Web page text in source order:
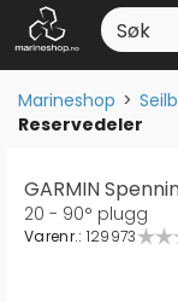
Marineshop>
Reservedeler
GARMIN
20 - 90° plugg
Varenr.: 129973